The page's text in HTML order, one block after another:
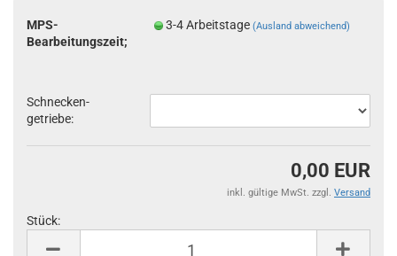
MPS-
Bearbeitungszeit;
3-4 Arbeitstage(Ausland abweichend)
Schnecken-
getriebe:
0,00 EUR
inkl. gültige MwSt. zzgl. Versand
Stück: